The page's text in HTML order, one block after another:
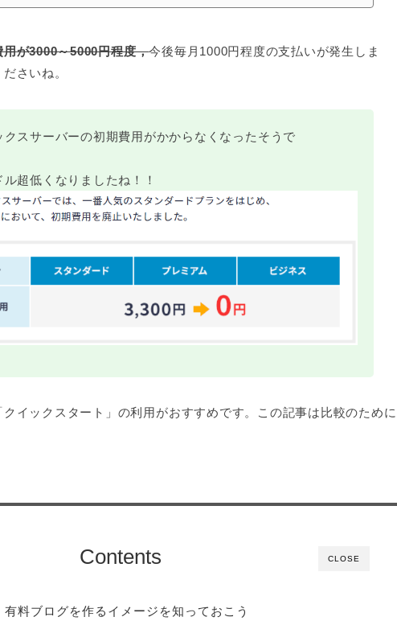
用が3000～5000円程度，今後毎月1000円程度の支払いが発生しま
さいね。
クスサーバーの初期費用がかからなくなったそうで
超低くなりましたね！！
イックスタート」の利用がおすすめです。この記事は比較のために
CLOSE
Contents
有料ブログを作るイメージを知っておこう